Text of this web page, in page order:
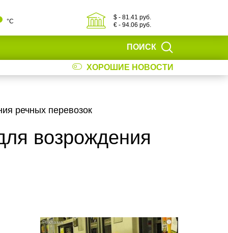
°С
$ - 81.41 руб.
€ - 94.06 руб.
ПОИСК
ХОРОШИЕ НОВОСТИ
речных перевозок
возрождения
i